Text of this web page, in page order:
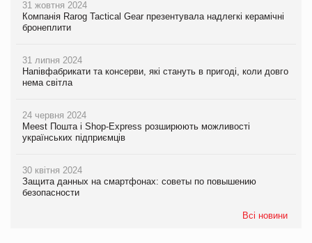
31 жовтня 2024
Компанія Rarog Tactical Gear презентувала надлегкі керамічні
бронеплити
31 липня 2024
Напівфабрикати та консерви, які стануть в пригоді, коли довго
нема світла
24 червня 2024
Meest Пошта і Shop-Express розширюють можливості
українських підприємців
30 квітня 2024
Защита данных на смартфонах: советы по повышению
безопасности
Всі новини